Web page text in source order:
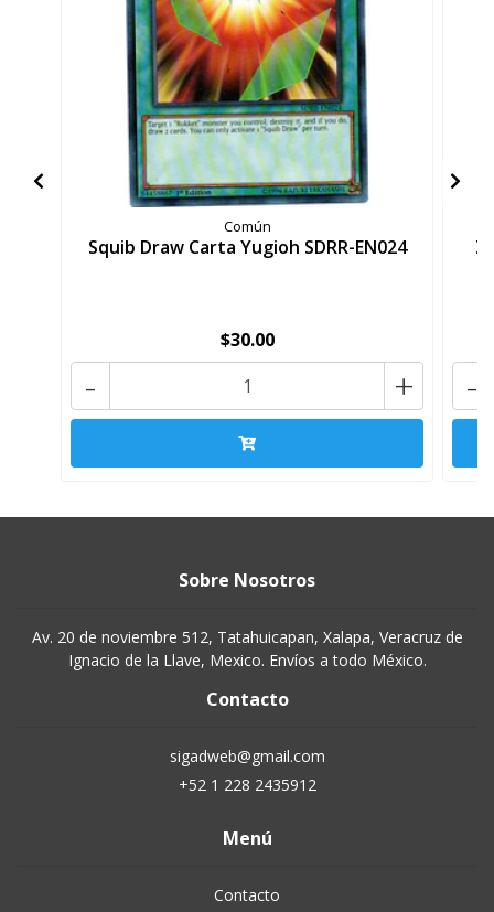
Común
Squib Draw Carta Yugioh SDRR-EN024
$30.00
+
- -
Sobre Nosotros
Av. 20 de noviembre 512, Tatahuicapan, Xalapa, Veracruz de
Ignacio de la Llave, Mexico. Envíos a todo México.
Contacto
sigadweb@gmail.com
+52 1 228 2435912
Menú
Contacto